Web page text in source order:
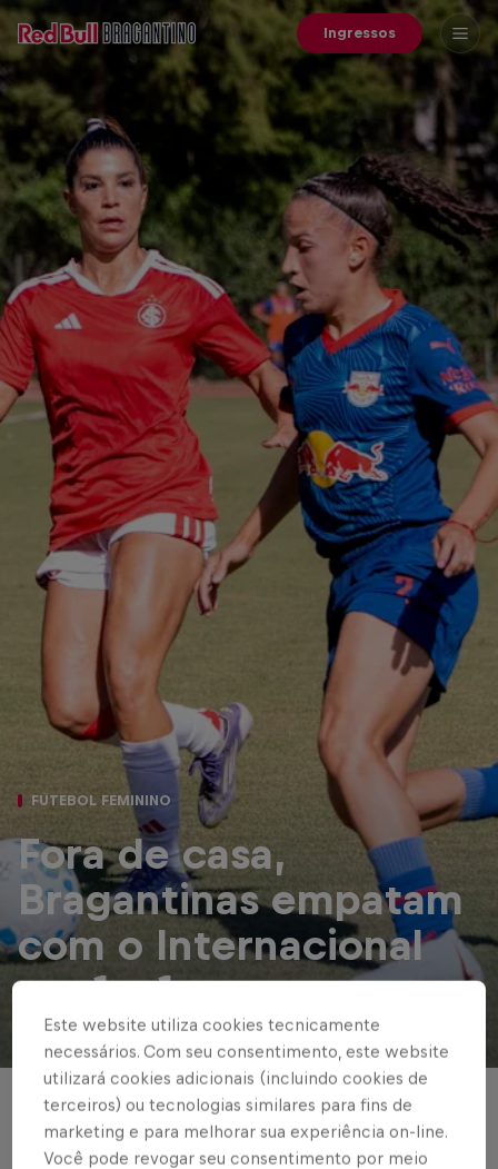
Ingressos
© Lara Vantzen/Sport Club Internacional
FUTEBOL FEMININO
Fora de casa,
Bragantinas empatam
com o Internacional
em 1 a 1
Com o golaço marcado de fora da área,
Mineira chegou a seu terceiro gol em três
Este website utiliza cookies tecnicamente
necessários. Com seu consentimento, este website
utilizará cookies adicionais (incluindo cookies de
terceiros) ou tecnologias similares para fins de
marketing e para melhorar sua experiência on-line.
Você pode revogar seu consentimento por meio